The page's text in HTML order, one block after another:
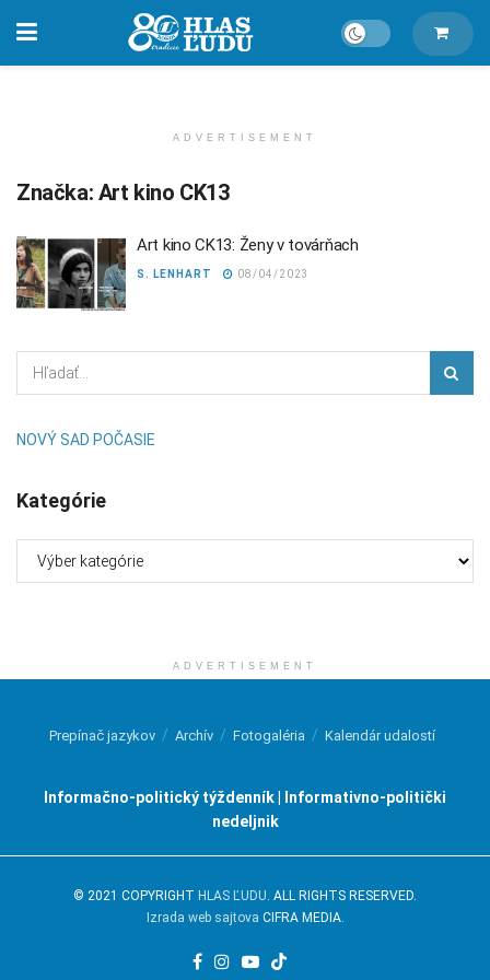
ADVERTISEMENT
Značka: Art kino CK13
Art kino CK13: Ženy v továrňach
S. LENHART 08/04/2023
NOVÝ SAD POČASIE
Kategórie
ADVERTISEMENT
Prepínač jazykov Archív Fotogaléria Kalendár udalostí
Informačno-politický týždenník | Informativno-politički
nedeljnik
© 2021 COPYRIGHT HLAS ĽUDU . ALL RIGHTS RESERVED.
Izrada web sajtova CIFRA MEDIA.